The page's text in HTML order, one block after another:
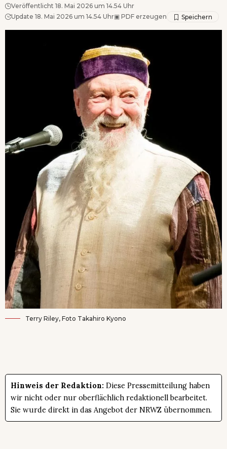
Veröffentlicht 18. Mai 2026 um 14.54 Uhr
Update 18. Mai 2026 um 14.54 Uhr▣ PDF erzeugen
Terry Riley, Foto Takahiro Kyono
Hinweis der Redaktion: Diese Pressemitteilung haben
wir nicht oder nur oberflächlich redaktionell bearbeitet.
Sie wurde direkt in das Angebot der NRWZ übernommen.